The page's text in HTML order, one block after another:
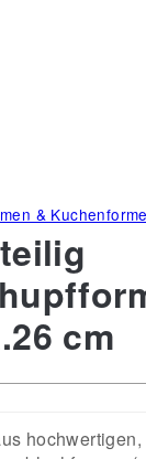
&
cm
hochwertigen,